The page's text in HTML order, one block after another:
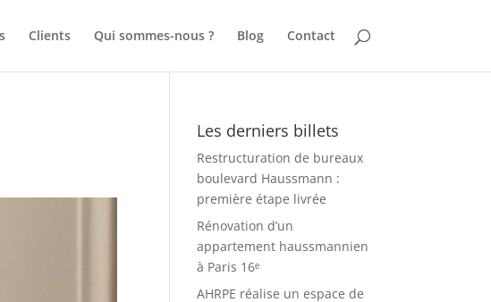
Clients Qui sommes-nous ? Blog Contact
Les derniers billets
Restructuration de bureaux
boulevard Haussmann :
première étape livrée
Rénovation d’un
appartement haussmannien
à Paris 16ᵉ
AHRPE réalise un espace de